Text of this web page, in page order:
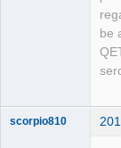
be
scorpio810